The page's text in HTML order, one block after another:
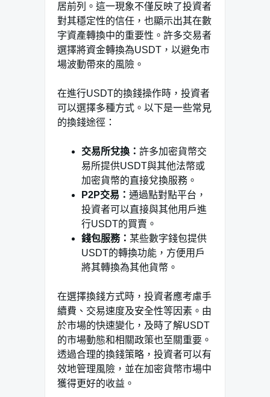
居前列。這一現象不僅反映了投資者
對其穩定性的信任，也顯示出其在數
字資產轉換中的重要性。許多交易者
選擇將資金轉換為USDT，以避免市
場波動帶來的風險。
在進行USDT的換錢操作時，投資者
可以選擇多種方式。以下是一些常見
的換錢途徑：
交易所兌換： 許多加密貨幣交
易所提供USDT與其他法幣或
加密貨幣的直接兌換服務。
P2P交易： 通過點對點平台，
投資者可以直接與其他用戶進
行USDT的買賣。
錢包服務： 某些數字錢包提供
USDT的轉換功能，方便用戶
將其轉換為其他貨幣。
在選擇換錢方式時，投資者應考慮手
續費、交易速度及安全性等因素。由
於市場的快速變化，及時了解USDT
的市場動態和相關政策也至關重要。
透過合理的換錢策略，投資者可以有
效地管理風險，並在加密貨幣市場中
獲得更好的收益。